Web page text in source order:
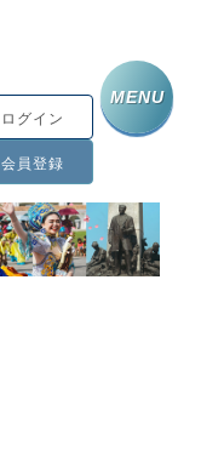
ログイン
会員登録
MENU